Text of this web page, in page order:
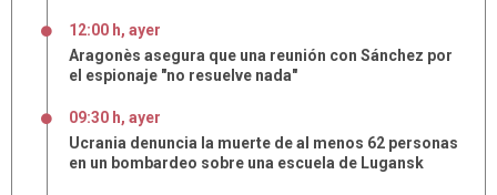
12:00 h, ayer
Aragonès asegura que una reunión con Sánchez por
el espionaje "no resuelve nada"
09:30 h, ayer
Ucrania denuncia la muerte de al menos 62 personas
en un bombardeo sobre una escuela de Lugansk